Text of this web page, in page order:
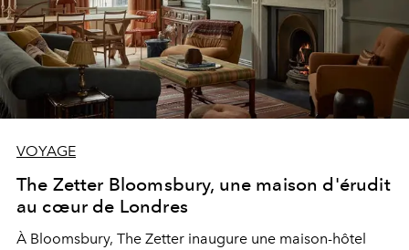
VOYAGE
The Zetter Bloomsbury, une maison d'érudit
au cœur de Londres
À Bloomsbury, The Zetter inaugure une maison-hôtel